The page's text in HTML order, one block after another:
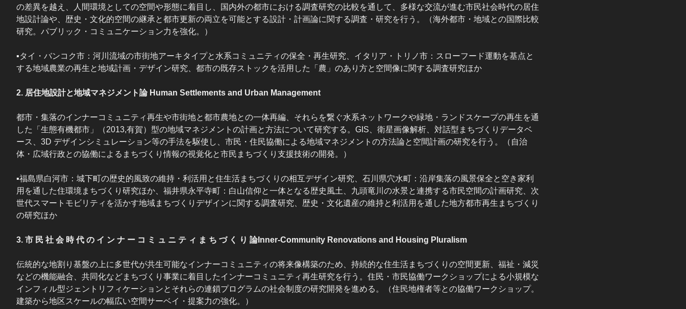
の差異を越え、人間環境としての空間や形態に着目し、国内外の都市における調査研究の比較を通して、多様な交流が進む市民社会時代の居住
地設計論や、歴史・文化的空間の継承と都市更新の両立を可能とする設計・計画論に関する調査・研究を行う。（海外都市・地域との国際比較
研究。パブリック・コミュニケーション力を強化。）
▪タイ・バンコク市：河川流域の市街地アーキタイプと水系コミュニティの保全・再生研究、イタリア・トリノ市：スローフード運動を基点と
する地域農業の再生と地域計画・デザイン研究、都市の既存ストックを活用した「農」のあり方と空間像に関する調査研究ほか
2. 居住地設計と地域マネジメント論 Human Settlements and Urban Management
都市・集落のインナーコミュニティ再生や市街地と都市農地との一体再編、それらを繋ぐ水系ネットワークや緑地・ランドスケープの再生を通
した「生態有機都市」（2013,有賀）型の地域マネジメントの計画と方法について研究する。GIS、衛星画像解析、対話型まちづくりデータベ
ース、3D デザインシミュレーション等の手法を駆使し、市民・住民協働による地域マネジメントの方法論と空間計画の研究を行う。（自治
体・広域行政との協働によるまちづくり情報の視覚化と市民まちづくり支援技術の開発。）
▪福島県白河市：城下町の歴史的風致の維持・利活用と住生活まちづくりの相互デザイン研究、石川県穴水町：沿岸集落の風景保全と空き家利
用を通した住環境まちづくり研究ほか、福井県永平寺町：白山信仰と一体となる歴史風土、九頭竜川の水景と連携する市民空間の計画研究、次
世代スマートモビリティを活かす地域まちづくりデザインに関する調査研究、歴史・文化遺産の維持と利活用を通した地方都市再生まちづくり
の研究ほか
3. 市 民 社 会 時 代 の イ ン ナ ー コ ミ ュ ニ テ ィ ま ち づ く り 論Inner-Community Renovations and Housing Pluralism
伝統的な地割り基盤の上に多世代が共生可能なインナーコミュニティの将来像構築のため、持続的な住生活まちづくりの空間更新、福祉・減災
などの機能融合、共同化などまちづくり事業に着目したインナーコミュニティ再生研究を行う。住民・市民協働ワークショップによる小規模な
インフィル型ジェントリフィケーションとそれらの連鎖プログラムの社会制度の研究開発を進める。（住民地権者等との協働ワークショップ。
建築から地区スケールの幅広い空間サーベイ・提案力の強化。）